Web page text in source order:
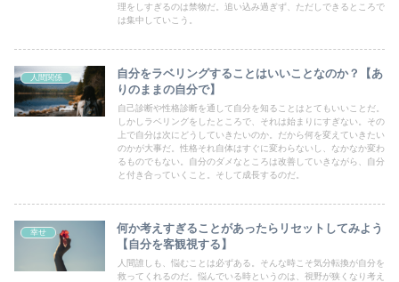
理をしすぎるのは禁物だ。追い込み過ぎず、ただしできるところで
は集中していこう。
人間関係
自分をラベリングすることはいいことなのか？【あ
りのままの自分で】
自己診断や性格診断を通して自分を知ることはとてもいいことだ。
しかしラベリングをしたところで、それは始まりにすぎない。その
上で自分は次にどうしていきたいのか。だから何を変えていきたい
のかが大事だ。性格それ自体はすぐに変わらないし、なかなか変わ
るものでもない。自分のダメなところは改善していきながら、自分
と付き合っていくこと。そして成長するのだ。
幸せ
何か考えすぎることがあったらリセットしてみよう
【自分を客観視する】
人間誰しも、悩むことは必ずある。そんな時こそ気分転換が自分を
救ってくれるのだ。悩んでいる時というのは、視野が狭くなり考え